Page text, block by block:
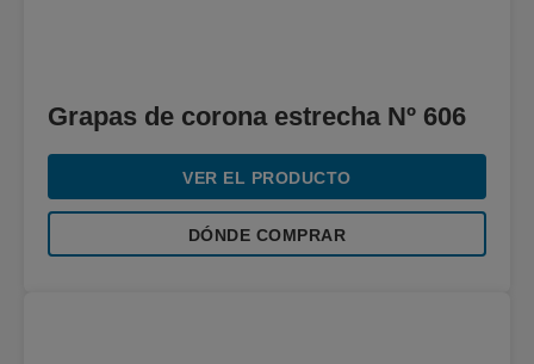
Grapas de corona estrecha Nº 606
VER EL PRODUCTO
DÓNDE COMPRAR